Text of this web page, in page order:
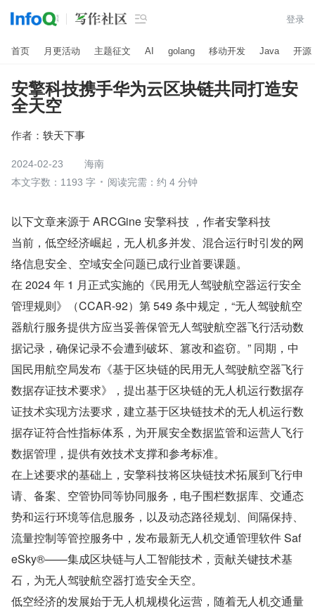
 登录
首页 月更活动 主题征文 AI golang 移动开发 Java 开源
安擎科技携手华为云区块链共同打造安
全天空
作者： 轶天下事
2024-02-23
海南
本文字数：1193 字
阅读完需：约 4 分钟
以下文章来源于 ARCGine 安擎科技 ，作者安擎科技
当前，低空经济崛起，无人机多并发、混合运行时引发的网
络信息安全、空域安全问题已成行业首要课题。
在 2024 年 1 月正式实施的《民用无人驾驶航空器运行安全
管理规则》（CCAR-92）第 549 条中规定，“无人驾驶航空
器航行服务提供方应当妥善保管无人驾驶航空器飞行活动数
据记录，确保记录不会遭到破坏、篡改和盗窃。” 同期，中
国民用航空局发布《基于区块链的民用无人驾驶航空器飞行
数据存证技术要求》，提出基于区块链的无人机运行数据存
证技术实现方法要求，建立基于区块链技术的无人机运行数
据存证符合性指标体系，为开展安全数据监管和运营人飞行
数据管理，提供有效技术支撑和参考标准。
在上述要求的基础上，安擎科技将区块链技术拓展到飞行申
请、备案、空管协同等协同服务，电子围栏数据库、交通态
势和运行环境等信息服务，以及动态路径规划、间隔保持、
流量控制等管控服务中，发布最新无人机交通管理软件 Saf
eSky®——集成区块链与人工智能技术，贡献关键技术基
石，为无人驾驶航空器打造安全天空。
低空经济的发展始于无人机规模化运营，随着无人机交通量